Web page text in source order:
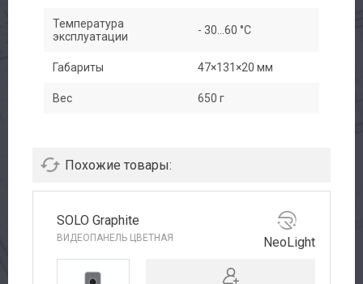
Температура
эксплуатации
- 30...60 °С
Габариты 47×131×20 мм
Вес 650 г
Похожие товары:
SOLO Graphite
ВИДЕОПАНЕЛЬ ЦВЕТНАЯ NeoLight